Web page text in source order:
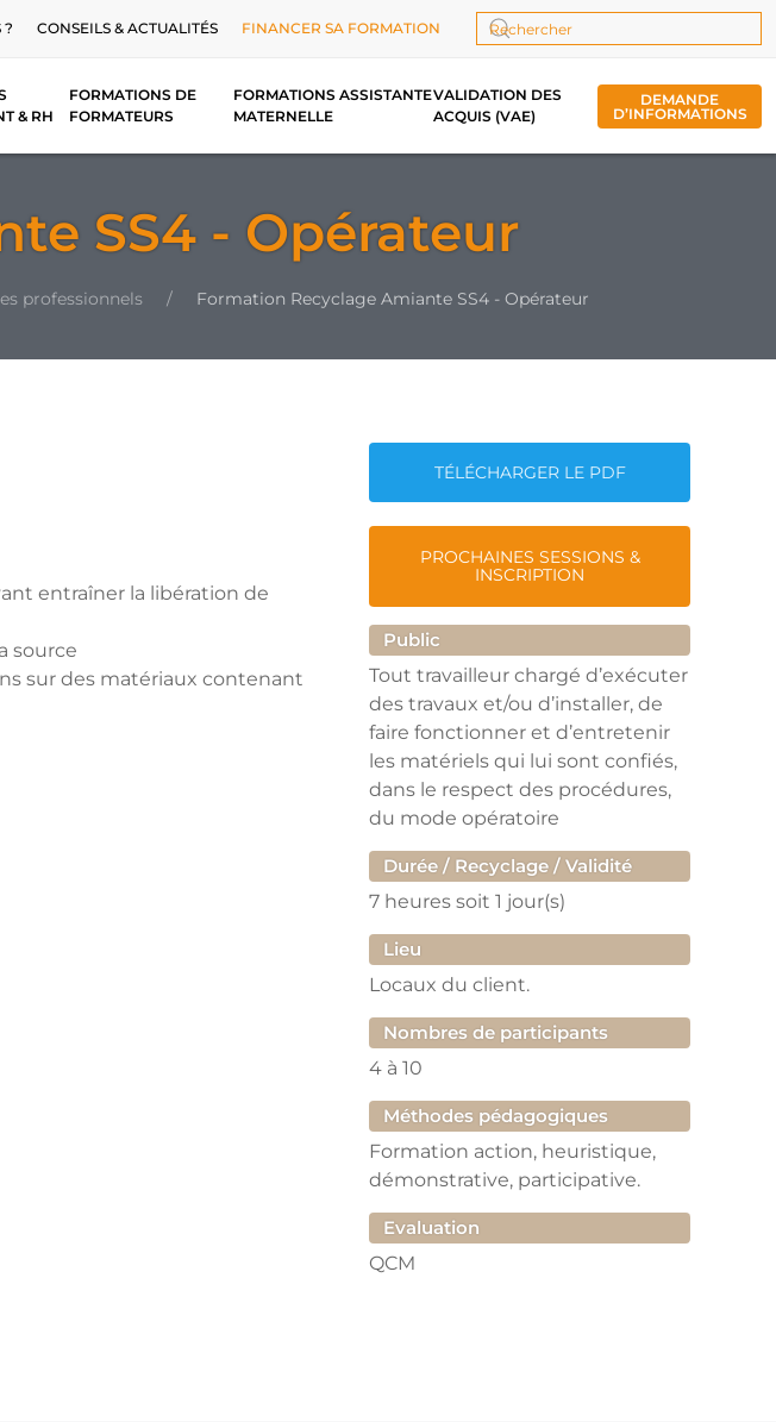
? CONSEILS & ACTUALITÉS
FINANCER SA FORMATION
& RH
FORMATIONS DE
FORMATEURS
FORMATIONS ASSISTANTE
MATERNELLE
VALIDATION DES
ACQUIS (VAE)
DEMANDE
D’INFORMATIONS
SS4 - Opérateur
professionnels Formation Recyclage Amiante SS4 - Opérateur
entraîner la libération de
source
sur des matériaux contenant
TÉLÉCHARGER LE PDF
PROCHAINES SESSIONS &
INSCRIPTION
Public
Tout travailleur chargé d’exécuter
des travaux et/ou d’installer, de
faire fonctionner et d’entretenir
les matériels qui lui sont confiés,
dans le respect des procédures,
du mode opératoire
Durée / Recyclage / Validité
7 heures soit 1 jour(s)
Lieu
Locaux du client.
Nombres de participants
4 à 10
Méthodes pédagogiques
Formation action, heuristique,
démonstrative, participative.
Evaluation
QCM